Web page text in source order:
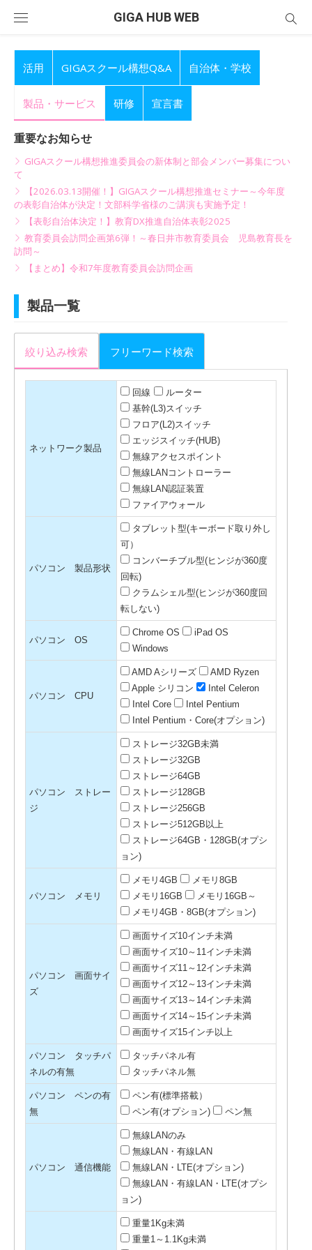
GIGA HUB WEB
活用 GIGAスクール構想Q&A 自治体・学校
製品・サービス 研修 宣言書
重要なお知らせ
GIGAスクール構想推進委員会の新体制と部会メンバー募集につい
て
【2026.03.13開催！】GIGAスクール構想推進セミナー～今年度
の表彰自治体が決定！文部科学省様のご講演も実施予定！
【表彰自治体決定！】教育DX推進自治体表彰2025
教育委員会訪問企画第6弾！～春日井市教育委員会 児島教育長を
訪問～
【まとめ】令和7年度教育委員会訪問企画
製品一覧
絞り込み検索 フリーワード検索
ネットワーク製品
回線
ルーター
基幹(L3)スイッチ
フロア(L2)スイッチ
エッジスイッチ(HUB)
無線アクセスポイント
無線LANコントローラー
無線LAN認証装置
ファイアウォール
パソコン 製品形状
タブレット型(キーボード取り外し
可）
コンバーチブル型(ヒンジが360度
回転)
クラムシェル型(ヒンジが360度回
転しない)
パソコン OS
Chrome OS
iPad OS
Windows
パソコン CPU
AMD Aシリーズ
AMD Ryzen
Apple シリコン
Intel Celeron
Intel Core
Intel Pentium
Intel Pentium・Core(オプション)
パソコン ストレー
ジ
ストレージ32GB未満
ストレージ32GB
ストレージ64GB
ストレージ128GB
ストレージ256GB
ストレージ512GB以上
ストレージ64GB・128GB(オプシ
ョン)
パソコン メモリ
メモリ4GB
メモリ8GB
メモリ16GB
メモリ16GB～
メモリ4GB・8GB(オプション)
パソコン 画面サイ
ズ
画面サイズ10インチ未満
画面サイズ10～11インチ未満
画面サイズ11～12インチ未満
画面サイズ12～13インチ未満
画面サイズ13～14インチ未満
画面サイズ14～15インチ未満
画面サイズ15インチ以上
パソコン タッチパ
ネルの有無
タッチパネル有
タッチパネル無
パソコン ペンの有
無
ペン有(標準搭載）
ペン有(オプション)
ペン無
パソコン 通信機能
無線LANのみ
無線LAN・有線LAN
無線LAN・LTE(オプション)
無線LAN・有線LAN・LTE(オプシ
ョン)
重量1Kg未満
重量1～1.1Kg未満